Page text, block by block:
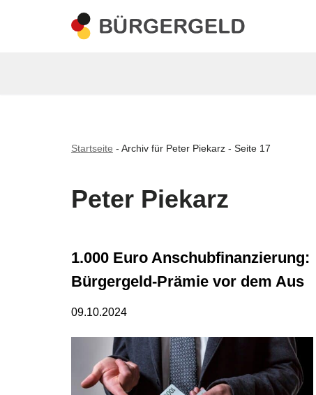
Startseite - Archiv für Peter Piekarz - Seite 17
Peter Piekarz
1.000 Euro Anschubfinanzierung:
Bürgergeld-Prämie vor dem Aus
09.10.2024